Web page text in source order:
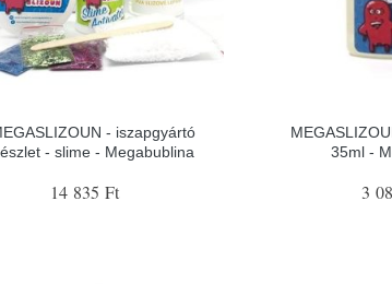
- iszapgyártó
- slime - Megabublina
14 835 Ft
35ml -
3